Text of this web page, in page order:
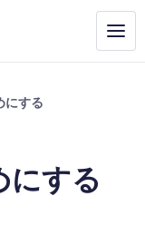
にする
にする